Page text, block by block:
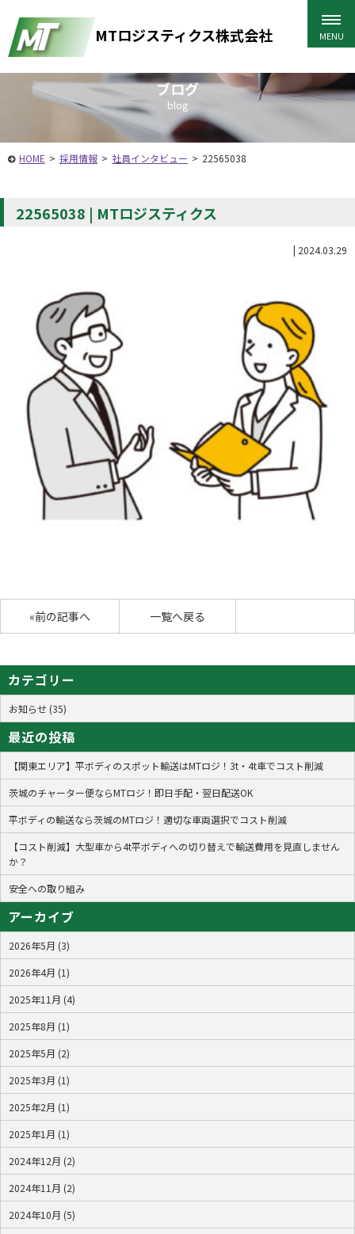
MTロジスティクス株式会社
ブログ
blog
HOME > 採用情報 > 社員インタビュー > 22565038
22565038 | MTロジスティクス
| 2024.03.29
«前の記事へ 一覧へ戻る
カテゴリー
お知らせ (35)
最近の投稿
【関東エリア】平ボディのスポット輸送はMTロジ！3t・4t車でコスト削減
茨城のチャーター便ならMTロジ！即日手配・翌日配送OK
平ボディの輸送なら茨城のMTロジ！適切な車両選択でコスト削減
【コスト削減】大型車から4t平ボディへの切り替えで輸送費用を見直しません
か？
安全への取り組み
アーカイブ
2026年5月 (3)
2026年4月 (1)
2025年11月 (4)
2025年8月 (1)
2025年5月 (2)
2025年3月 (1)
2025年2月 (1)
2025年1月 (1)
2024年12月 (2)
2024年11月 (2)
2024年10月 (5)